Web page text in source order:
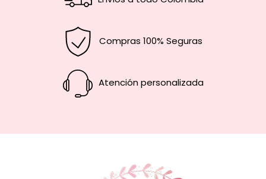
Compras 100% Seguras
Atención personalizada